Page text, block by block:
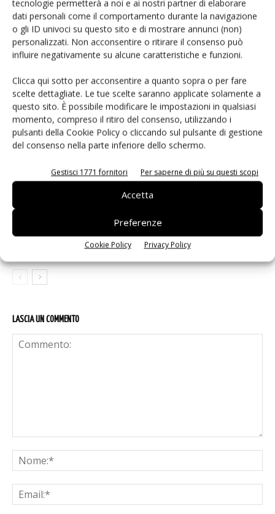
tecnologie permetterà a noi e ai nostri partner di elaborare
dati personali come il comportamento durante la navigazione
o gli ID univoci su questo sito e di mostrare annunci (non)
personalizzati. Non acconsentire o ritirare il consenso può
influire negativamente su alcune caratteristiche e funzioni.
Clicca qui sotto per acconsentire a quanto sopra o per fare
scelte dettagliate. Le tue scelte saranno applicate solamente a
questo sito. È possibile modificare le impostazioni in qualsiasi
momento, compreso il ritiro del consenso, utilizzando i
pulsanti della Cookie Policy o cliccando sul pulsante di gestione
del consenso nella parte inferiore dello schermo.
Gestisci 1771 fornitori Per saperne di più su questi scopi
Accetta
Preferenze
Cookie Policy Privacy Policy
Facebook Twitter
Isolatori a stato solido per
l’automazione industriale
MRDIMM Gen 3
TDK e LG Innotek insieme sui sensori
LASCIA UN COMMENTO